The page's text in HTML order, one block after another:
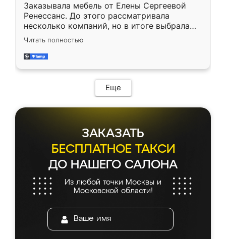
Заказывала мебель от Елены Сергеевой
Ренессанс. До этого рассматривала
несколько компаний, но в итоге выбрала
эту. Сначала обговорили условия, потом
приехал замерщик, всё спокойно объяснил
и снял размеры. Изготовили в срок, с
мебель сразу встала на свое место без
каких-либо доработок. Качеством осталась
довольна, все выглядит так, как и ожидала.
Читать полностью
Еще
ЗАКАЗАТЬ
БЕСПЛАТНОЕ ТАКСИ
ДО НАШЕГО САЛОНА
Из любой точки Москвы и
Московской области!